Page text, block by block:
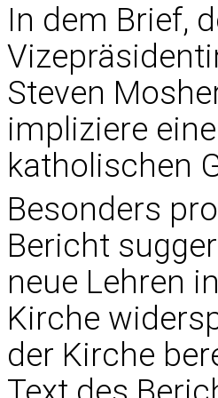
In dem Brief,
Steven
impliziere
katholischen
Besonders
Bericht
neue Lehren
Kirche
der Kirche